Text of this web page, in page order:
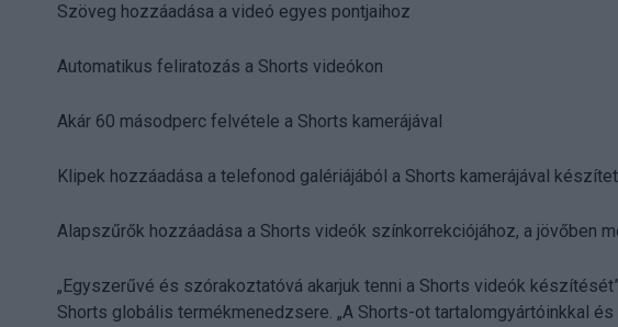
Szöveg hozzáadása a videó egyes pontjaihoz
Automatikus feliratozás a Shorts videókon
Akár 60 másodperc felvétele a Shorts kamerájával
Klipek hozzáadása a telefonod galériájából a Shorts kamerájával
Alapszűrők hozzáadása a Shorts videók színkorrekciójához, a jövőben
„Egyszerűvé és szórakoztatóvá akarjuk tenni a Shorts videók
Shorts globális termékmenedzsere. „A Shorts-ot tartalomgyártóinkkal